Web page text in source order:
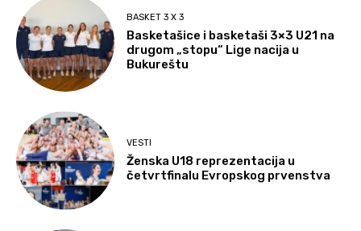
BASKET 3 X 3
Basketašice i basketaši 3×3 U21 na
drugom „stopu“ Lige nacija u
Bukureštu
VESTI
Ženska U18 reprezentacija u
četvrtfinalu Evropskog prvenstva